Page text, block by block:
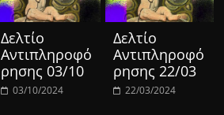
Δελτίο
Αντιπληροφό
ρησης 03/10
03/10/2024
Δελτίο
Αντιπληροφό
ρησης 22/03
22/03/2024